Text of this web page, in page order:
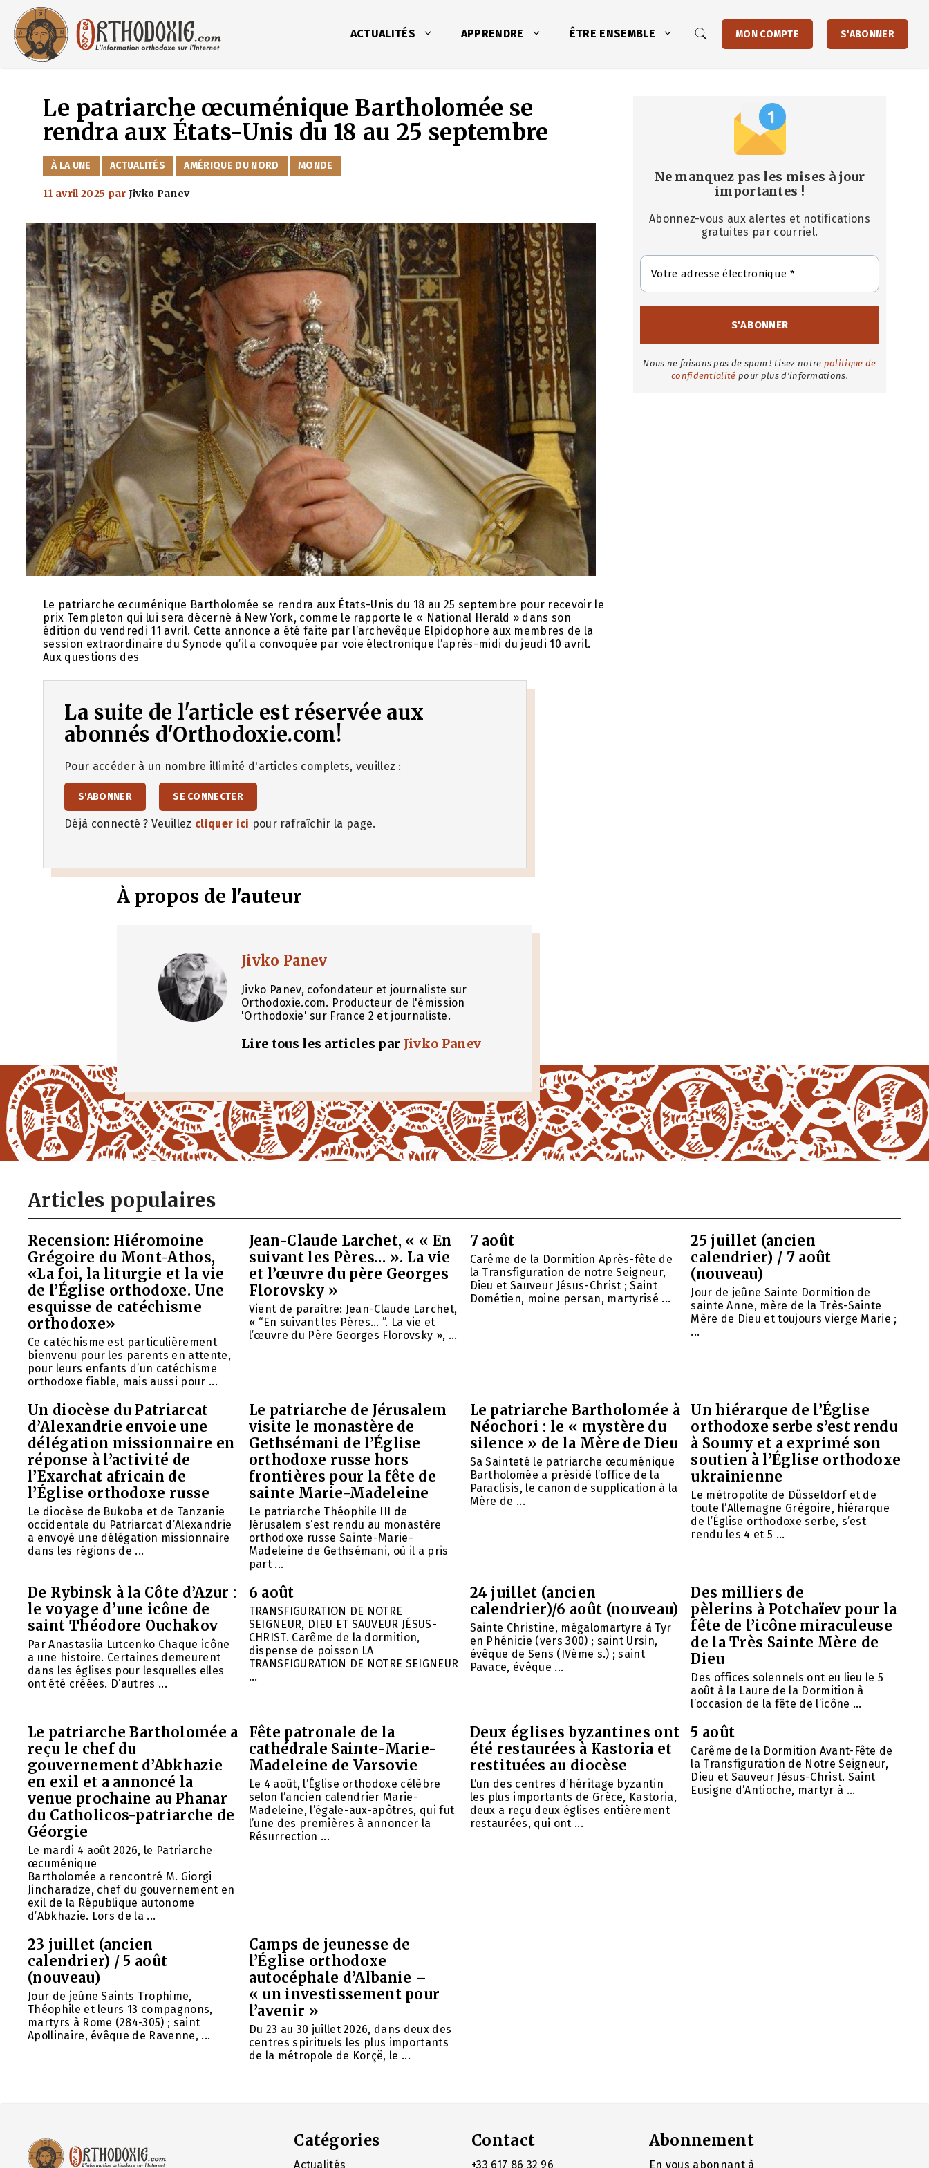
contenu
ACTUALITÉS APPRENDRE ÊTRE ENSEMBLE MON COMPTE S'ABONNER
Le patriarche œcuménique Bartholomée se
rendra aux États-Unis du 18 au 25 septembre
CATÉGORIES
À LA UNE ACTUALITÉS AMÉRIQUE DU NORD MONDE
11 avril 2025 par Jivko Panev
Le patriarche œcuménique Bartholomée se rendra aux États-Unis du 18 au 25 septembre pour recevoir le
prix Templeton qui lui sera décerné à New York, comme le rapporte le « National Herald » dans son
édition du vendredi 11 avril. Cette annonce a été faite par l’archevêque Elpidophore aux membres de la
session extraordinaire du Synode qu’il a convoquée par voie électronique l’après-midi du jeudi 10 avril.
Aux questions des
La suite de l'article est réservée aux
abonnés d'Orthodoxie.com!
Pour accéder à un nombre illimité d'articles complets, veuillez :
S'ABONNER SE CONNECTER
Déjà connecté ? Veuillez cliquer ici pour rafraîchir la page.
À propos de l'auteur
Jivko Panev
Jivko Panev, cofondateur et journaliste sur
Orthodoxie.com. Producteur de l'émission
'Orthodoxie' sur France 2 et journaliste.
Lire tous les articles par Jivko Panev
Ne manquez pas les mises à jour
importantes !
Abonnez-vous aux alertes et notifications
gratuites par courriel.
Nous ne faisons pas de spam ! Lisez notre politique de
confidentialité pour plus d'informations.
Articles populaires
Recension: Hiéromoine
Grégoire du Mont-Athos,
«La foi, la liturgie et la vie
de l’Église orthodoxe. Une
esquisse de catéchisme
orthodoxe»
Ce catéchisme est particulièrement
bienvenu pour les parents en attente,
pour leurs enfants d’un catéchisme
orthodoxe fiable, mais aussi pour ...
Jean-Claude Larchet, « « En
suivant les Pères… ». La vie
et l’œuvre du père Georges
Florovsky »
Vient de paraître: Jean-Claude Larchet,
« “En suivant les Pères… ”. La vie et
l’œuvre du Père Georges Florovsky », ...
7 août
Carême de la Dormition Après-fête de
la Transfiguration de notre Seigneur,
Dieu et Sauveur Jésus-Christ ; Saint
Dométien, moine persan, martyrisé ...
25 juillet (ancien
calendrier) / 7 août
(nouveau)
Jour de jeûne Sainte Dormition de
sainte Anne, mère de la Très-Sainte
Mère de Dieu et toujours vierge Marie ;
...
Un diocèse du Patriarcat
d’Alexandrie envoie une
délégation missionnaire en
réponse à l’activité de
l’Exarchat africain de
l’Église orthodoxe russe
Le diocèse de Bukoba et de Tanzanie
occidentale du Patriarcat d’Alexandrie
a envoyé une délégation missionnaire
dans les régions de ...
Le patriarche de Jérusalem
visite le monastère de
Gethsémani de l’Église
orthodoxe russe hors
frontières pour la fête de
sainte Marie-Madeleine
Le patriarche Théophile III de
Jérusalem s’est rendu au monastère
orthodoxe russe Sainte-Marie-
Madeleine de Gethsémani, où il a pris
part ...
Le patriarche Bartholomée à
Néochori : le « mystère du
silence » de la Mère de Dieu
Sa Sainteté le patriarche œcuménique
Bartholomée a présidé l’office de la
Paraclisis, le canon de supplication à la
Mère de ...
Un hiérarque de l’Église
orthodoxe serbe s’est rendu
à Soumy et a exprimé son
soutien à l’Église orthodoxe
ukrainienne
Le métropolite de Düsseldorf et de
toute l’Allemagne Grégoire, hiérarque
de l’Église orthodoxe serbe, s’est
rendu les 4 et 5 ...
De Rybinsk à la Côte d’Azur :
le voyage d’une icône de
saint Théodore Ouchakov
Par Anastasiia Lutcenko Chaque icône
a une histoire. Certaines demeurent
dans les églises pour lesquelles elles
ont été créées. D’autres ...
6 août
TRANSFIGURATION DE NOTRE
SEIGNEUR, DIEU ET SAUVEUR JÉSUS-
CHRIST. Carême de la dormition,
dispense de poisson LA
TRANSFIGURATION DE NOTRE SEIGNEUR
...
24 juillet (ancien
calendrier)/6 août (nouveau)
Sainte Christine, mégalomartyre à Tyr
en Phénicie (vers 300) ; saint Ursin,
évêque de Sens (IVème s.) ; saint
Pavace, évêque ...
Des milliers de
pèlerins à Potchaïev pour la
fête de l’icône miraculeuse
de la Très Sainte Mère de
Dieu
Des offices solennels ont eu lieu le 5
août à la Laure de la Dormition à
l’occasion de la fête de l’icône ...
Le patriarche Bartholomée a
reçu le chef du
gouvernement d’Abkhazie
en exil et a annoncé la
venue prochaine au Phanar
du Catholicos-patriarche de
Géorgie
Le mardi 4 août 2026, le Patriarche
œcuménique
Bartholomée a rencontré M. Giorgi
Jincharadze, chef du gouvernement en
exil de la République autonome
d’Abkhazie. Lors de la ...
Fête patronale de la
cathédrale Sainte-Marie-
Madeleine de Varsovie
Le 4 août, l’Église orthodoxe célèbre
selon l’ancien calendrier Marie-
Madeleine, l’égale-aux-apôtres, qui fut
l’une des premières à annoncer la
Résurrection ...
Deux églises byzantines ont
été restaurées à Kastoria et
restituées au diocèse
L’un des centres d’héritage byzantin
les plus importants de Grèce, Kastoria,
deux a reçu deux églises entièrement
restaurées, qui ont ...
5 août
Carême de la Dormition Avant-Fête de
la Transfiguration de Notre Seigneur,
Dieu et Sauveur Jésus-Christ. Saint
Eusigne d’Antioche, martyr à ...
23 juillet (ancien
calendrier) / 5 août
(nouveau)
Jour de jeûne Saints Trophime,
Théophile et leurs 13 compagnons,
martyrs à Rome (284-305) ; saint
Apollinaire, évêque de Ravenne, ...
Camps de jeunesse de
l’Église orthodoxe
autocéphale d’Albanie –
« un investissement pour
l’avenir »
Du 23 au 30 juillet 2026, dans deux des
centres spirituels les plus importants
de la métropole de Korçë, le ...
Catégories
Actualités
Contact
+33 617 86 32 96
Abonnement
En vous abonnant à